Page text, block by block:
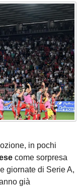
in pochi
come sorpresa
giornate di Serie A,
già